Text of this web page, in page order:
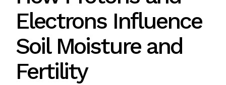
Electrons Influence
Soil Moisture and
Fertility